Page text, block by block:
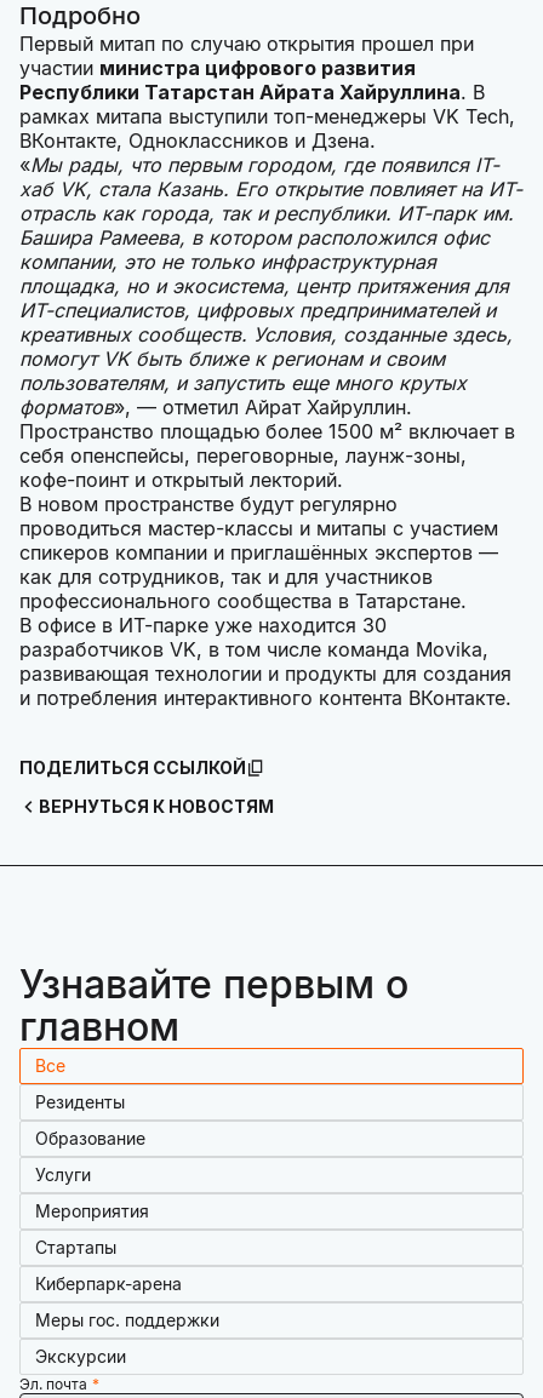
Подробно
Первый митап по случаю открытия прошел при
участии министра цифрового развития
Республики Татарстан Айрата Хайруллина. В
рамках митапа выступили топ-менеджеры VK Tech,
ВКонтакте, Одноклассников и Дзена.
«Мы рады, что первым городом, где появился IT-
хаб VK, стала Казань. Его открытие повлияет на ИТ-
отрасль как города, так и республики. ИТ-парк им.
Башира Рамеева, в котором расположился офис
компании, это не только инфраструктурная
площадка, но и экосистема, центр притяжения для
ИТ-специалистов, цифровых предпринимателей и
креативных сообществ. Условия, созданные здесь,
помогут VK быть ближе к регионам и своим
пользователям, и запустить еще много крутых
форматов», — отметил Айрат Хайруллин.
Пространство площадью более 1500 м² включает в
себя опенспейсы, переговорные, лаунж-зоны,
кофе-поинт и открытый лекторий.
В новом пространстве будут регулярно
проводиться мастер-классы и митапы с участием
спикеров компании и приглашённых экспертов —
как для сотрудников, так и для участников
профессионального сообщества в Татарстане.
В офисе в ИТ-парке уже находится 30
разработчиков VK, в том числе команда Movika,
развивающая технологии и продукты для создания
и потребления интерактивного контента ВКонтакте.
ВЕРНУТЬСЯ К НОВОСТЯМ
ПОДЕЛИТЬСЯ ССЫЛКОЙ
Узнавайте первым о
главном
Все
Резиденты
Образование
Услуги
Мероприятия
Стартапы
Киберпарк-арена
Меры гос. поддержки
Экскурсии
Эл. почта